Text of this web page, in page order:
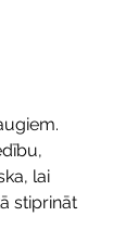
lai
stiprināt